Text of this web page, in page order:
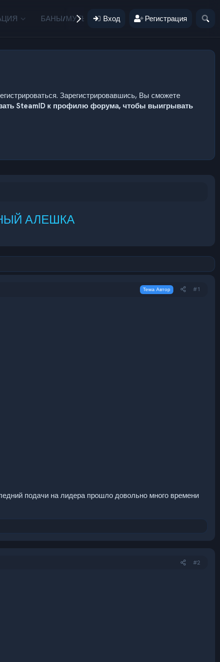
БАНЫ/МУТЫ ПОЖЕРТВОВАНИЯ
Вход Регистрация
Зарегистрировавшись, Вы сможете
SteamID к профилю форума, чтобы выигрывать
АЛЕШКА
Тема Автор #1
подачи на лидера прошло довольно много времени
#2